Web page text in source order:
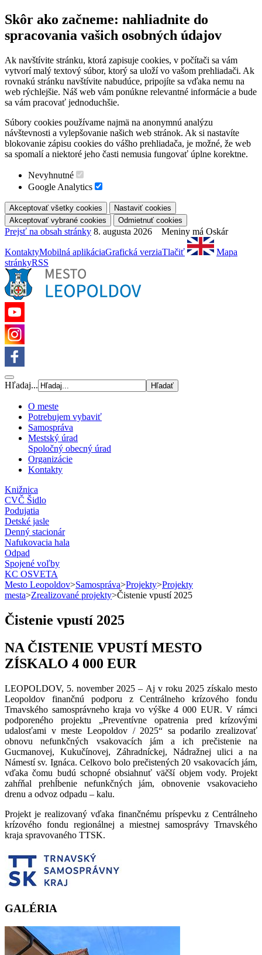
Skôr ako začneme: nahliadnite do
spracovania vašich osobných údajov
Ak navštívite stránku, ktorá zapisuje cookies, v počítači sa vám
vytvorí malý textový súbor, ktorý sa uloží vo vašom prehliadači. Ak
rovnakú stránku navštívite nabudúce, pripojíte sa vďaka nemu na
web rýchlejšie. Náš web vám ponúkne relevantné informácie a bude
sa vám pracovať jednoduchšie.
Súbory cookies používame najmä na anonymnú analýzu
návštevnosti a vylepšovanie našich web stránok. Ak si nastavíte
blokovanie zápisu cookies do vášho prehliadača, je možné, že web
sa spomalí a niektoré jeho časti nemusia fungovať úplne korektne.
Nevyhnutné
Google Analytics
Prejsť na obsah stránky 8. augusta 2026 Meniny má Oskár
KontaktyMobilná aplikáciaGrafická verziaTlačiť
Mapa
stránkyRSS
Hľadaj...
O meste
Potrebujem vybaviť
Samospráva
Mestský úrad
Spoločný obecný úrad
Organizácie
Kontakty
Knižnica
CVČ Šidlo
Podujatia
Detské jasle
Denný stacionár
Nafukovacia hala
Odpad
Spojené voľby
KC OSVETA
Mesto Leopoldov>Samospráva>Projekty>Projekty
mesta>Zrealizované projekty>Čistenie vpustí 2025
Čistenie vpustí 2025
NA ČISTENIE VPUSTÍ MESTO
ZÍSKALO 4 000 EUR
LEOPOLDOV, 5. november 2025 – Aj v roku 2025 získalo mesto
Leopoldov finančnú podporu z Centrálneho krízového fondu
Trnavského samosprávneho kraja vo výške 4 000 EUR. V rámci
podporeného projektu „Preventívne opatrenia pred krízovými
udalosťami v meste Leopoldov / 2025“ sa podarilo zrealizovať
obnovu nefunkčných vsakovacích jám a ich prečistenie na
Gucmanovej, Kukučínovej, Záhradníckej, Nádražnej ulici a na
Námestí sv. Ignáca. Celkovo bolo prečistených 20 vsakovacích jám,
vďaka čomu budú schopné obsiahnuť väčší objem vody. Projekt
zahŕňal prehĺbenie nefunkčných jám, obnovenie vsakovacieho
drenu a odvoz odpadu – kalu.
Projekt je realizovaný vďaka finančnému príspevku z Centrálneho
krízového fondu regionálnej a miestnej samosprávy Trnavského
kraja spravovaného TTSK.
GALÉRIA